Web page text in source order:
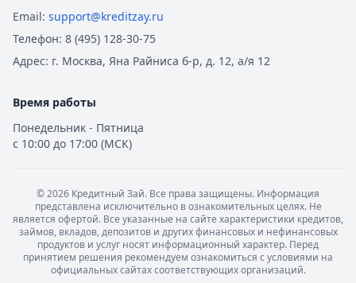
Email: support@kreditzay.ru
Телефон: 8 (495) 128-30-75
Адрес: г. Москва, Яна Райниса б-р, д. 12, а/я 12
Время работы
Понедельник - Пятница
с 10:00 до 17:00 (МСК)
©2026 Кредитный Зай. Все права защищены. Информация
представлена исключительно в ознакомительных целях. Не
является офертой. Все указанные на сайте характеристики кредитов,
займов, вкладов, депозитов и других финансовых и нефинансовых
продуктов и услуг носят информационный характер. Перед
принятием решения рекомендуем ознакомиться с условиями на
официальных сайтах соответствующих организаций.